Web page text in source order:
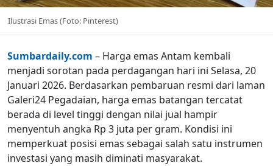
Ilustrasi Emas (Foto: Pinterest)
Sumbardaily.com – Harga emas Antam kembali
menjadi sorotan pada perdagangan hari ini Selasa, 20
Januari 2026. Berdasarkan pembaruan resmi dari laman
Galeri24 Pegadaian, harga emas batangan tercatat
berada di level tinggi dengan nilai jual hampir
menyentuh angka Rp 3 juta per gram. Kondisi ini
memperkuat posisi emas sebagai salah satu instrumen
investasi yang masih diminati masyarakat.